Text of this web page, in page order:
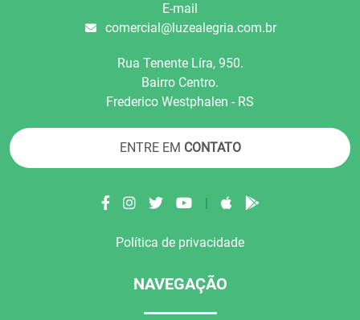
E-mail
comercial@luzealegria.com.br
Rua Tenente Líra, 950.
Bairro Centro.
Frederico Westphalen - RS
ENTRE EM CONTATO
|
Política de privacidade
NAVEGAÇÃO